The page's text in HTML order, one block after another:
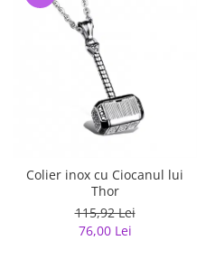
Colier inox cu Ciocanul lui
Thor
115,92 Lei
76,00 Lei